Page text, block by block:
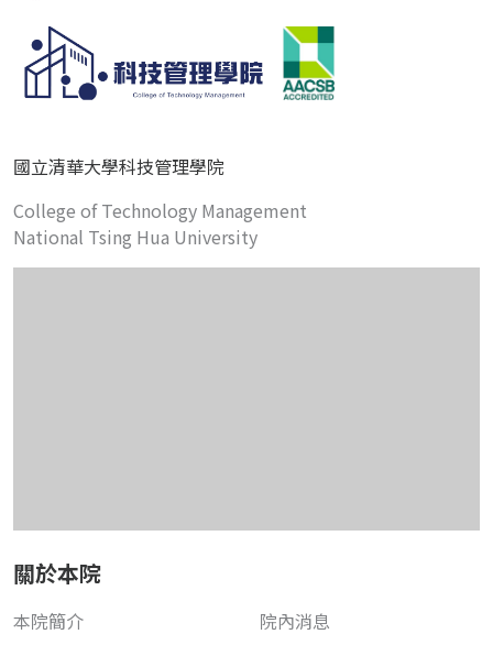
國立清華大學科技管理學院
College of Technology Management
National Tsing Hua University
關於本院
本院簡介
院內消息